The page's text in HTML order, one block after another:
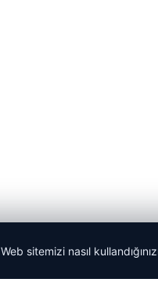
Web sitemizi nasıl